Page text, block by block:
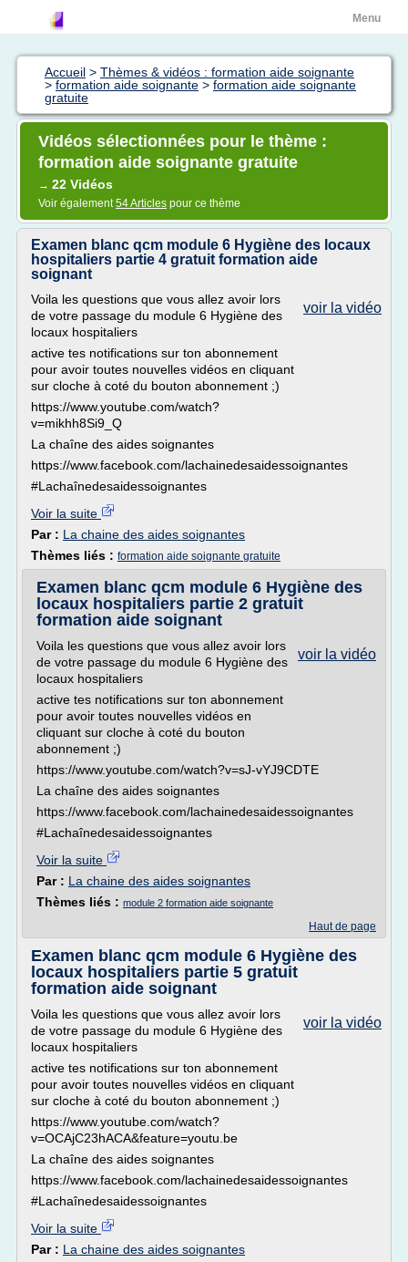
Menu
Accueil > Thèmes & vidéos : formation aide soignante
> formation aide soignante > formation aide soignante
gratuite
Vidéos sélectionnées pour le thème :
formation aide soignante gratuite
→ 22 Vidéos
Voir également54 Articles pour ce thème
Examen blanc qcm module 6 Hygiène des locaux
hospitaliers partie 4 gratuit formation aide
soignant
voir la vidéo
Voila les questions que vous allez avoir lors
de votre passage du module 6 Hygiène des
locaux hospitaliers
active tes notifications sur ton abonnement
pour avoir toutes nouvelles vidéos en cliquant
sur cloche à coté du bouton abonnement ;)
https://www.youtube.com/watch?
v=mikhh8Si9_Q
La chaîne des aides soignantes
https://www.facebook.com/lachainedesaidessoignantes
#Lachaînedesaidessoignantes
Voir la suite
Par : La chaine des aides soignantes
Thèmes liés : formation aide soignante gratuite
Examen blanc qcm module 6 Hygiène des
locaux hospitaliers partie 2 gratuit
formation aide soignant
voir la vidéo
Voila les questions que vous allez avoir lors
de votre passage du module 6 Hygiène des
locaux hospitaliers
active tes notifications sur ton abonnement
pour avoir toutes nouvelles vidéos en
cliquant sur cloche à coté du bouton
abonnement ;)
https://www.youtube.com/watch?v=sJ-vYJ9CDTE
La chaîne des aides soignantes
https://www.facebook.com/lachainedesaidessoignantes
#Lachaînedesaidessoignantes
Voir la suite
Par : La chaine des aides soignantes
Thèmes liés : module 2 formation aide soignante
Haut de page
Examen blanc qcm module 6 Hygiène des
locaux hospitaliers partie 5 gratuit
formation aide soignant
voir la vidéo
Voila les questions que vous allez avoir lors
de votre passage du module 6 Hygiène des
locaux hospitaliers
active tes notifications sur ton abonnement
pour avoir toutes nouvelles vidéos en cliquant
sur cloche à coté du bouton abonnement ;)
https://www.youtube.com/watch?
v=OCAjC23hACA&feature=youtu.be
La chaîne des aides soignantes
https://www.facebook.com/lachainedesaidessoignantes
#Lachaînedesaidessoignantes
Voir la suite
Par : La chaine des aides soignantes